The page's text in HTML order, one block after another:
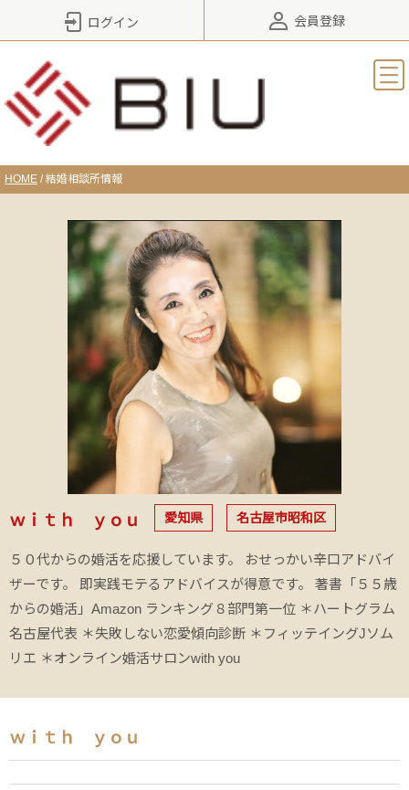
ログイン 会員登録
HOME /結婚相談所情報
ｗｉｔｈ ｙｏｕ 愛知県 名古屋市昭和区
５０代からの婚活を応援しています。 おせっかい辛口アドバイ
ザーです。 即実践モテるアドバイスが得意です。 著書「５５歳
からの婚活」Amazon ランキング８部門第一位 ＊ハートグラム
名古屋代表 ＊失敗しない恋愛傾向診断 ＊フィッテイングJソム
リエ ＊オンライン婚活サロンwith you
ｗｉｔｈ ｙｏｕ